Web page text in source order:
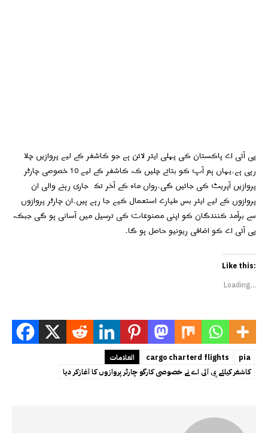
پی آئی اے پاکستان کی پہلی ایئر لائن ہے جو کاشغر کے لیے پروازیں چلا
رہی ہے۔یہاں ہم آپ کو بتاتے چلیں کہ کاشغر کے لیے 10 خصوصی چارٹر
پروازیں آپریٹ کی جائیں گی۔رواں ماہ کے آخر تک جاری رہنے والی ان
پروازوں کے لیے ایئر بس طیارے استعمال کیے جا رہے ہیں۔ان چارٹر پروازوں
سے برآمد کنندگان کو اپنی مصنوعات کی ترسیل میں آسانی ہو گی جبکہ
پی آئی اے کو اضافی ریونیو حاصل ہو گا۔
Like this:
Loading...
العلامات cargo charterd flights
pia
کاشغر کیلئے پی آئی اے نے خصوصی کارگو چارٹر پروازوں کا آغازکر دیا